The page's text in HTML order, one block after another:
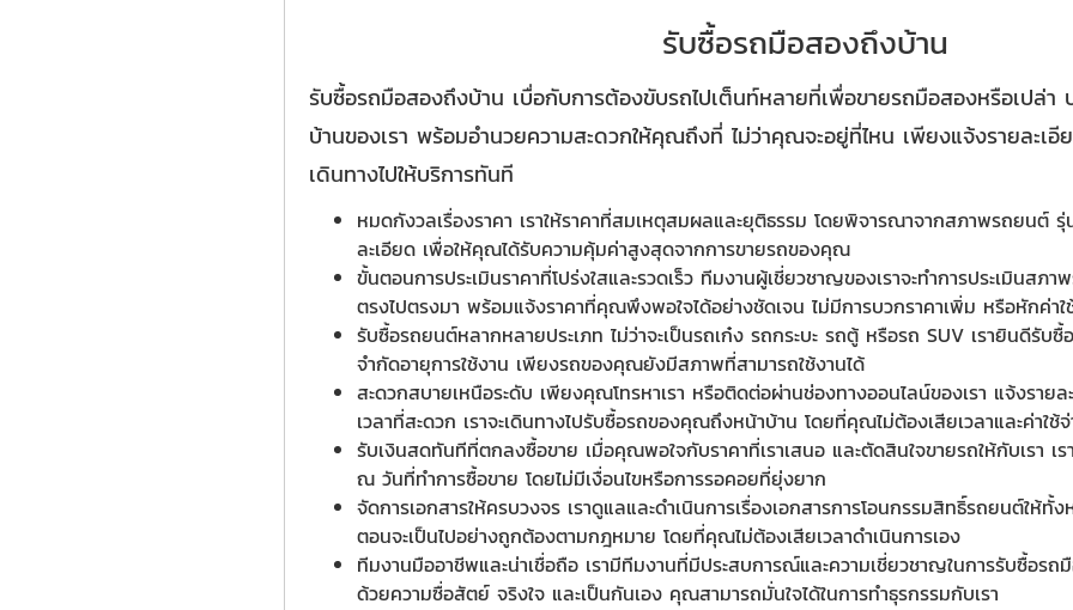
รับซื้อรถมือสองถึงบ้าน
รับซื้อรถมือสองถึงบ้าน เบื่อกับการต้องขับรถไปเต็นท์หลายที่เพื่อขายรถมือสองหรือเปล่า
บ้านของเรา พร้อมอำนวยความสะดวกให้คุณถึงที่ ไม่ว่าคุณจะอยู่ที่ไหน เพียงแจ้งรายละเ
เดินทางไปให้บริการทันที
หมดกังวลเรื่องราคา เราให้ราคาที่สมเหตุสมผลและยุติธรรม โดยพิจารณาจากสภาพรถยนต์
ละเอียด เพื่อให้คุณได้รับความคุ้มค่าสูงสุดจากการขายรถของคุณ
ขั้นตอนการประเมินราคาที่โปร่งใสและรวดเร็ว ทีมงานผู้เชี่ยวชาญของเราจะทำการประเมินสภ
ตรงไปตรงมา พร้อมแจ้งราคาที่คุณพึงพอใจได้อย่างชัดเจน ไม่มีการบวกราคาเพิ่ม หรือหักค่า
รับซื้อรถยนต์หลากหลายประเภท ไม่ว่าจะเป็นรถเก๋ง รถกระบะ รถตู้ หรือรถ SUV เรายินดีรั
จำกัดอายุการใช้งาน เพียงรถของคุณยังมีสภาพที่สามารถใช้งานได้
สะดวกสบายเหนือระดับ เพียงคุณโทรหาเรา หรือติดต่อผ่านช่องทางออนไลน์ของเรา แจ้งราย
เวลาที่สะดวก เราจะเดินทางไปรับซื้อรถของคุณถึงหน้าบ้าน โดยที่คุณไม่ต้องเสียเวลาและค่าใช้
รับเงินสดทันทีที่ตกลงซื้อขาย เมื่อคุณพอใจกับราคาที่เราเสนอ และตัดสินใจขายรถให้กับเรา
ณ วันที่ทำการซื้อขาย โดยไม่มีเงื่อนไขหรือการรอคอยที่ยุ่งยาก
จัดการเอกสารให้ครบวงจร เราดูแลและดำเนินการเรื่องเอกสารการโอนกรรมสิทธิ์รถยนต์ให้
ตอนจะเป็นไปอย่างถูกต้องตามกฎหมาย โดยที่คุณไม่ต้องเสียเวลาดำเนินการเอง
ทีมงานมืออาชีพและน่าเชื่อถือ เรามีทีมงานที่มีประสบการณ์และความเชี่ยวชาญในการรับซื้อร
ด้วยความซื่อสัตย์ จริงใจ และเป็นกันเอง คุณสามารถมั่นใจได้ในการทำธุรกรรมกับเรา